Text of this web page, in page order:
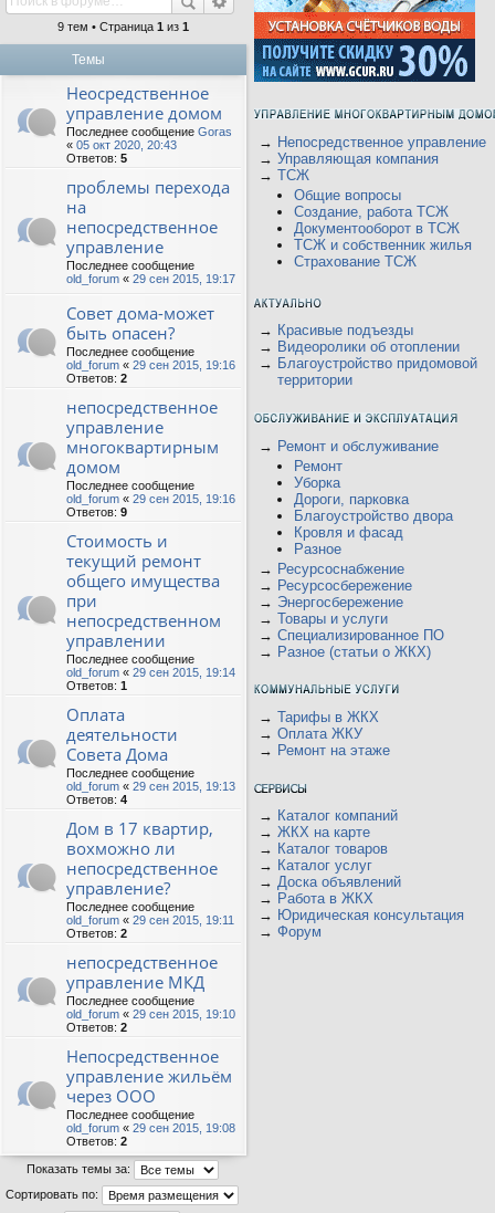
9 тем • Страница 1 из 1
Темы
Неосредственное
управление домом
Последнее сообщение Goras
« 05 окт 2020, 20:43
Ответов: 5
проблемы перехода
на
непосредственное
управление
Последнее сообщение
old_forum « 29 сен 2015, 19:17
Совет дома-может
быть опасен?
Последнее сообщение
old_forum « 29 сен 2015, 19:16
Ответов: 2
непосредственное
управление
многоквартирным
домом
Последнее сообщение
old_forum « 29 сен 2015, 19:16
Ответов: 9
Стоимость и
текущий ремонт
общего имущества
при
непосредственном
управлении
Последнее сообщение
old_forum « 29 сен 2015, 19:14
Ответов: 1
Оплата
деятельности
Совета Дома
Последнее сообщение
old_forum « 29 сен 2015, 19:13
Ответов: 4
Дом в 17 квартир,
вохможно ли
непосредственное
управление?
Последнее сообщение
old_forum « 29 сен 2015, 19:11
Ответов: 2
непосредственное
управление МКД
Последнее сообщение
old_forum « 29 сен 2015, 19:10
Ответов: 2
Непосредственное
управление жильём
через ООО
Последнее сообщение
old_forum « 29 сен 2015, 19:08
Ответов: 2
Показать темы за:
Сортировать по:
→ Непосредственное управление
→ Управляющая компания
→ ТСЖ
Общие вопросы
Создание, работа ТСЖ
Документооборот в ТСЖ
ТСЖ и собственник жилья
Страхование ТСЖ
→ Красивые подъезды
→ Видеоролики об отоплении
→ Благоустройство придомовой
территории
→ Ремонт и обслуживание
Ремонт
Уборка
Дороги, парковка
Благоустройство двора
Кровля и фасад
Разное
→ Ресурсоснабжение
→ Ресурсосбережение
→ Энергосбережение
→ Товары и услуги
→ Специализированное ПО
→ Разное (статьи о ЖКХ)
→ Тарифы в ЖКХ
→ Оплата ЖКУ
→ Ремонт на этаже
→ Каталог компаний
→ ЖКХ на карте
→ Каталог товаров
→ Каталог услуг
→ Доска объявлений
→ Работа в ЖКХ
→ Юридическая консультация
→ Форум